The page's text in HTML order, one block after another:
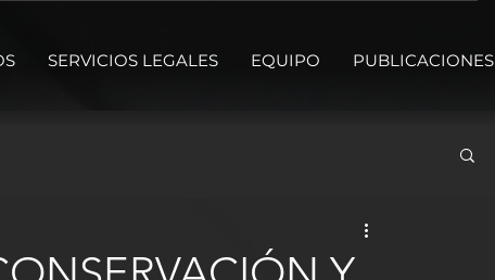
SERVICIOS LEGALES EQUIPO PUBLICACIONES